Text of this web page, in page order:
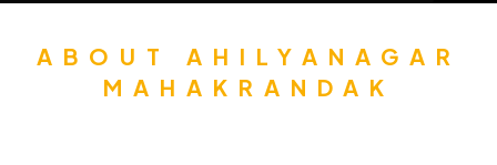
ABOUT AHILYANAGAR
MAHAKRANDAK